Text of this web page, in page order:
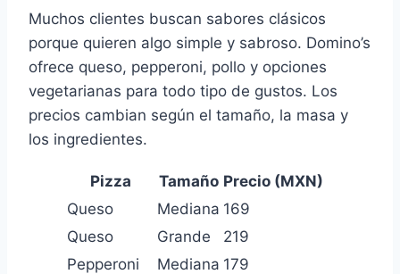
Muchos clientes buscan sabores clásicos
porque quieren algo simple y sabroso. Domino’s
ofrece queso, pepperoni, pollo y opciones
vegetarianas para todo tipo de gustos. Los
precios cambian según el tamaño, la masa y
los ingredientes.
Pizza Tamaño Precio (MXN)
Queso
Mediana 169
Queso
Grande
219
Pepperoni
Mediana 179